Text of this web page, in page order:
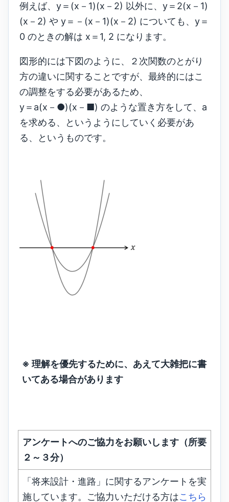
例えば、y＝(x－1)(x－2) 以外に、y＝2(x－1)
(x－2) や y＝－(x－1)(x－2) についても、y＝
0 のときの解は x＝1, 2 になります。
図形的には下図のように、２次関数のとがり
方の違いに関することですが、最終的にはこ
の調整をする必要があるため、
y＝a(x－●)(x－■) のような置き方をして、a
を求める、というようにしていく必要があ
る、というものです。
※ 理解を優先するために、あえて大雑把に書
いてある場合があります
アンケートへのご協力をお願いします（所要
２～３分）
「将来設計・進路」に関するアンケートを実
施しています。ご協力いただける方はこちら